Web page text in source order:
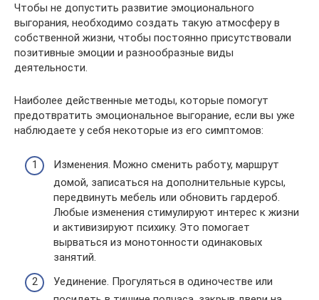
Чтобы не допустить развитие эмоционального
выгорания, необходимо создать такую атмосферу в
собственной жизни, чтобы постоянно присутствовали
позитивные эмоции и разнообразные виды
деятельности.
Наиболее действенные методы, которые помогут
предотвратить эмоциональное выгорание, если вы уже
наблюдаете у себя некоторые из его симптомов:
Изменения. Можно сменить работу, маршрут
домой, записаться на дополнительные курсы,
передвинуть мебель или обновить гардероб.
Любые изменения стимулируют интерес к жизни
и активизируют психику. Это помогает
вырваться из монотонности одинаковых
занятий.
Уединение. Прогуляться в одиночестве или